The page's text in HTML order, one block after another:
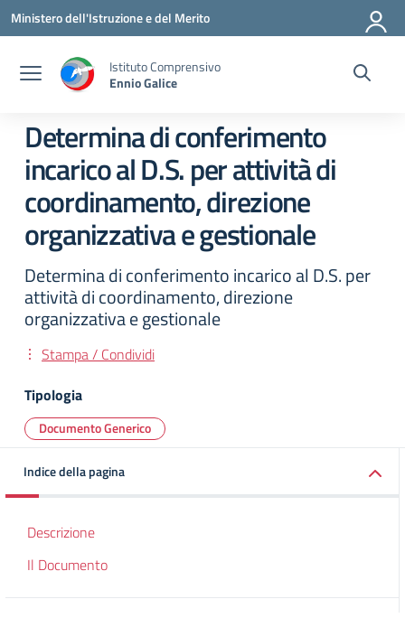
Vai ai contenuti
Vai al menu di navigazione
Vai al footer
Ministero dell'Istruzione e del Merito
Istituto Comprensivo
Ennio Galice
Determina di conferimento
incarico al D.S. per attività di
coordinamento, direzione
organizzativa e gestionale
Determina di conferimento incarico al D.S. per
attività di coordinamento, direzione
organizzativa e gestionale
Stampa / Condividi
Tipologia
Documento Generico
Indice della pagina
Descrizione
Il Documento